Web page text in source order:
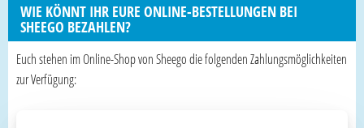
WIE KÖNNT IHR EURE ONLINE-BESTELLUNGEN BEI
SHEEGO BEZAHLEN?
Euch stehen im Online-Shop von Sheego die folgenden Zahlungsmöglichkeiten
zur Verfügung: